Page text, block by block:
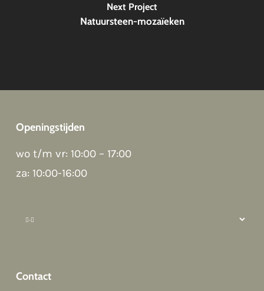
Next Project
Natuursteen-mozaïeken
Openingstijden
wo t/m vr: 10:00 – 17:00
za: 10:00-16:00
Contact
Hoi! Kunnen we ergens bij helpen?
How can we help?